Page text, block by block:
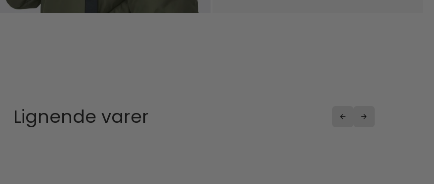
Lignende varer